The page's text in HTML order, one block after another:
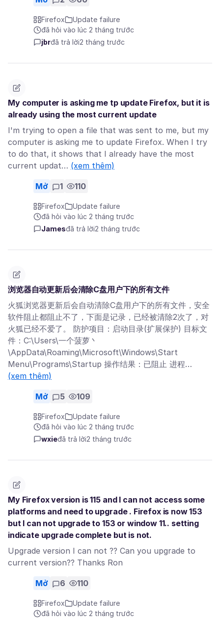
Firefox
Update failure
đã hỏi vào lúc 2 tháng trước
jbrđã trả lời2 tháng trước
My computer is asking me tp update Firefox, but it is
already using the most current update
I'm trying to open a file that was sent to me, but my
computer is asking me to update Firefox. When I try
to do that, it shows that I already have the most
current updat… (xem thêm)
Mở 1 110
Firefox
Update failure
đã hỏi vào lúc 2 tháng trước
Jamesđã trả lời2 tháng trước
浏览器自动更新后会清除C盘用户下的所有文件
火狐浏览器更新后会自动清除C盘用户下的所有文件，安全
软件阻止都阻止不了，下面是记录，已经被清除2次了，对
火狐已经不爱了。 防护项目：启动目录(扩展保护) 目标文
件：C:\Users\一个菠萝丶
\AppData\Roaming\Microsoft\Windows\Start
Menu\Programs\Startup 操作结果：已阻止 进程…
(xem thêm)
Mở 5 109
Firefox
Update failure
đã hỏi vào lúc 2 tháng trước
wxieđã trả lời2 tháng trước
My Firefox version is 115 and I can not access some
platforms and need to upgrade . Firefox is now 153
but I can not upgrade to 153 or window 11.. setting
indicate upgrade complete but is not.
Upgrade version I can not ?? Can you upgrade to
current version?? Thanks Ron
Mở 6 110
Firefox
Update failure
đã hỏi vào lúc 2 tháng trước